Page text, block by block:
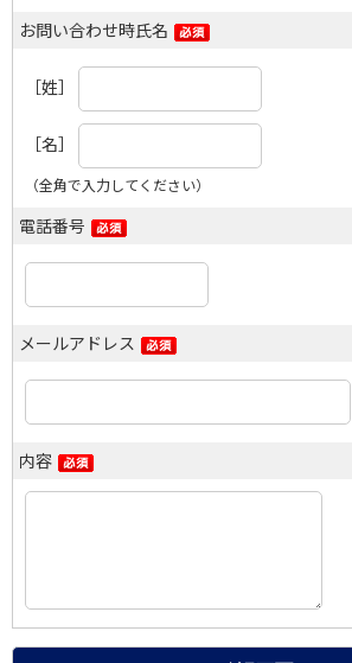
お問い合わせ時氏名
［姓］
［名］
（全角で入力してください）
電話番号
メールアドレス
内容